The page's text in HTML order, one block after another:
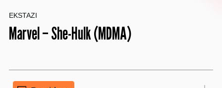
EKSTAZI
Marvel – She-Hulk (MDMA)